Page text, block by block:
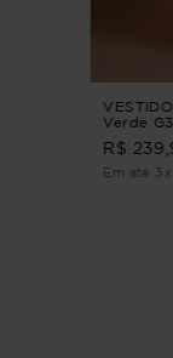
Verde G3
R$
Em até